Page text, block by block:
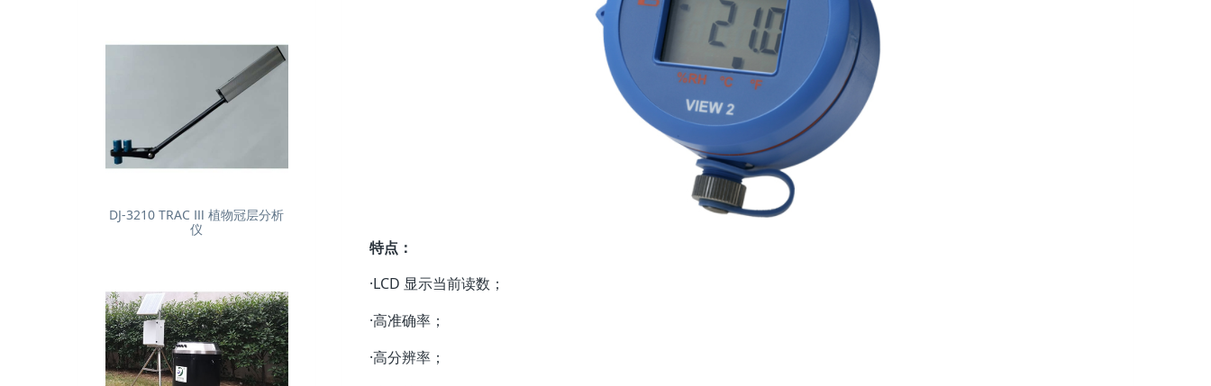
特点：
·LCD 显示当前读数；
·高准确率；
·高分辨率；
DJ-3210 TRAC Ⅲ 植物冠层分析
仪